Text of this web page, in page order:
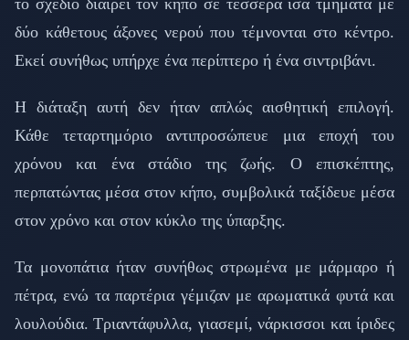
δύο κάθετους άξονες νερού που τέμνονται στο κέντρο.
Εκεί συνήθως υπήρχε ένα περίπτερο ή ένα σιντριβάνι.
Η διάταξη αυτή δεν ήταν απλώς αισθητική επιλογή.
Κάθε τεταρτημόριο αντιπροσώπευε μια εποχή του
χρόνου και ένα στάδιο της ζωής. Ο επισκέπτης,
περπατώντας μέσα στον κήπο, συμβολικά ταξίδευε μέσα
στον χρόνο και στον κύκλο της ύπαρξης.
Τα μονοπάτια ήταν συνήθως στρωμένα με μάρμαρο ή
πέτρα, ενώ τα παρτέρια γέμιζαν με αρωματικά φυτά και
λουλούδια. Τριαντάφυλλα, γιασεμί, νάρκισσοι και ίριδες